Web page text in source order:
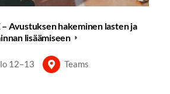
– Avustuksen hakeminen lasten ja
lisäämiseen
12–13 Teams